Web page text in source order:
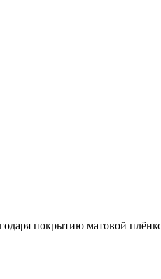
покрытию матовой